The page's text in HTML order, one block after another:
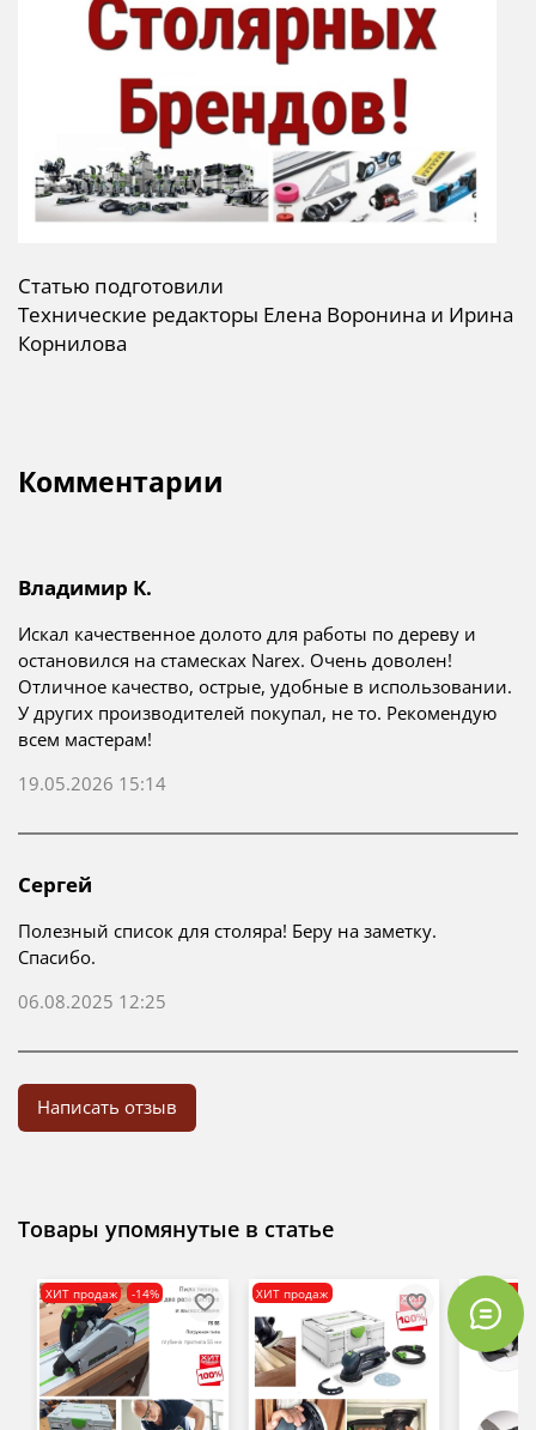
Статью подготовили
Технические редакторы Елена Воронина и Ирина
Корнилова
Комментарии
Владимир К.
Искал качественное долото для работы по дереву и
остановился на стамесках Narex. Очень доволен!
Отличное качество, острые, удобные в использовании.
У других производителей покупал, не то. Рекомендую
всем мастерам!
19.05.2026 15:14
Сергей
Полезный список для столяра! Беру на заметку.
Спасибо.
06.08.2025 12:25
Написать отзыв
Товары упомянутые в статье
ХИТ продаж -14% ХИТ продаж ХИТ